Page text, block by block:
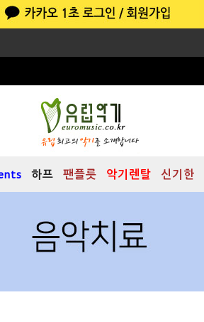
하프 팬플릇 악기렌탈 신기한